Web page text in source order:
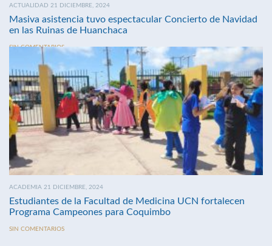
ACTUALIDAD 21 DICIEMBRE, 2024
Masiva asistencia tuvo espectacular Concierto de Navidad
en las Ruinas de Huanchaca
SIN COMENTARIOS
ACADEMIA 21 DICIEMBRE, 2024
Estudiantes de la Facultad de Medicina UCN fortalecen
Programa Campeones para Coquimbo
SIN COMENTARIOS